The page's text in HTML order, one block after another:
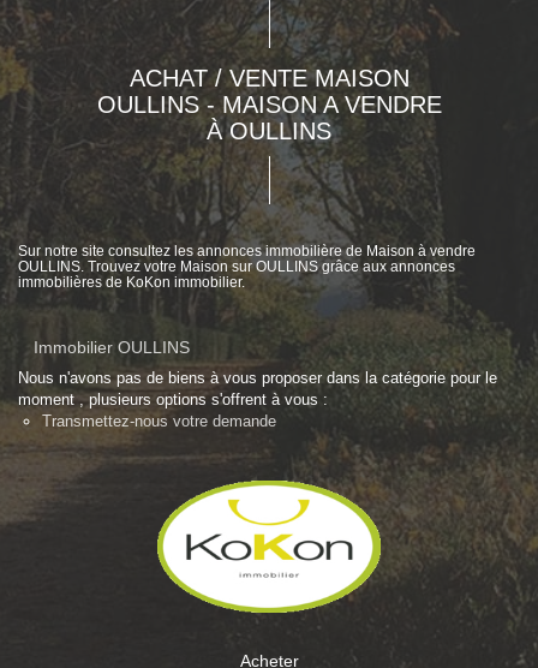
ACHAT / VENTE MAISON
OULLINS - MAISON A VENDRE
À OULLINS
Sur notre site consultez les annonces immobilière de Maison à vendre
OULLINS. Trouvez votre Maison sur OULLINS grâce aux annonces
immobilières de KoKon immobilier.
Immobilier OULLINS
Nous n'avons pas de biens à vous proposer dans la catégorie pour le
moment , plusieurs options s'offrent à vous :
Transmettez-nous votre demande
Acheter